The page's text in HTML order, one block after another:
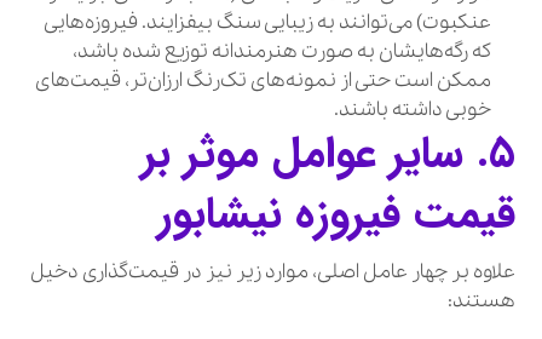
عنکبوت) می‌توانند به زیبایی سنگ بیفزایند. فیروزه‌هایی
که رگه‌هایشان به صورت هنرمندانه توزیع شده باشد،
ممکن است حتی از نمونه‌های تک‌رنگ ارزان‌تر، قیمت‌های
خوبی داشته باشند.
۵. سایر عوامل موثر بر
قیمت فیروزه نیشابور
علاوه بر چهار عامل اصلی، موارد زیر نیز در قیمت‌گذاری دخیل
هستند: